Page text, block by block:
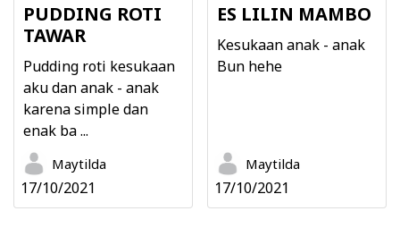
PUDDING ROTI
TAWAR
Pudding roti kesukaan
aku dan anak - anak
karena simple dan
enak ba ...
Maytilda
17/10/2021
ES LILIN MAMBO
Kesukaan anak - anak
Bun hehe
Maytilda
17/10/2021